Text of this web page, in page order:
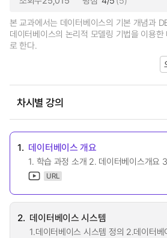
본 교과에서는 데이터베이스의 기본 개념과
데이터베이스의 논리적 모델링 기법을 이용
로 한다.
차시별 강의
1. 데이터베이스 개요
1. 학습 과정 소개 2. 데이터베이스개요
URL
2. 데이터베이스 시스템
1.데이터베이스 시스템 정의 2.데이터